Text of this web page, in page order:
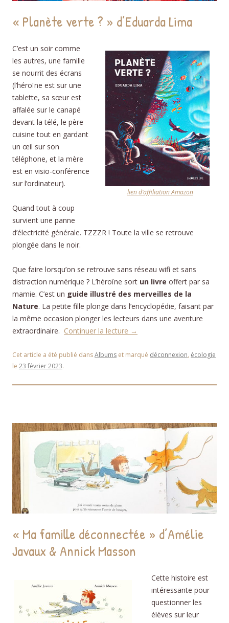
« Planète verte ? » d’Eduarda Lima
lien d’affiliation Amazon
C’est un soir comme
les autres, une famille
se nourrit des écrans
(l’héroïne est sur une
tablette, sa sœur est
affalée sur le canapé
devant la télé, le père
cuisine tout en gardant
un œil sur son
téléphone, et la mère
est en visio-conférence
sur l’ordinateur).
Quand tout à coup
survient une panne
d’électricité générale. TZZZR ! Toute la ville se retrouve
plongée dans le noir.
Que faire lorsqu’on se retrouve sans réseau wifi et sans
distraction numérique ? L’héroïne sort un livre offert par sa
mamie. C’est un guide illustré des merveilles de la
Nature. La petite fille plonge dans l’encyclopédie, faisant par
la même occasion plonger les lecteurs dans une aventure
extraordinaire. Continuer la lecture →
Cet article a été publié dansAlbums et marqué déconnexion, écologie
le 23 février 2023.
« Ma famille déconnectée » d’Amélie
Javaux & Annick Masson
Cette histoire est
intéressante pour
questionner les
élèves sur leur